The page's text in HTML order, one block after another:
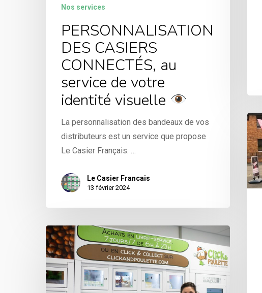
Nos services
PERSONNALISATION
DES CASIERS
CONNECTÉS, au
service de votre
identité visuelle
La personnalisation des bandeaux de vos
distributeurs est un service que propose
Le Casier Français. …
Le Casier Francais
13 février 2024